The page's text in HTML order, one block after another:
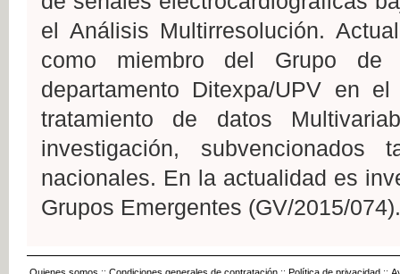
el Análisis Multirresolución.
como miembro del Grupo de
departamento Ditexpa/UPV en
tratamiento de datos
investigación,
nacionales. En la actualidad es
Grupos Emergentes (GV/2015/074).